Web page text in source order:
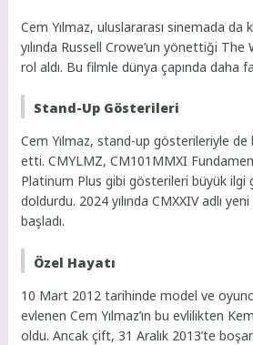
Cem Yılmaz, uluslararası sinemada
yılında Russell Crowe’un yönettiği
rol aldı. Bu filmle dünya çapında daha
Stand-Up Gösterileri
Cem Yılmaz, stand-up gösterileriyle
etti. CMYLMZ, CM101MMXI
Platinum Plus gibi gösterileri büyük ilgi
doldurdu. 2024 yılında CMXXIV adlı
başladı.
Özel Hayatı
10 Mart 2012 tarihinde model ve
evlenen Cem Yılmaz’ın bu evlilikten
oldu. Ancak çift, 31 Aralık 2013’te